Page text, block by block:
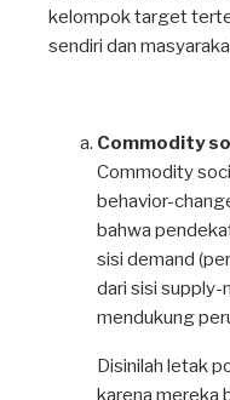
kelompok target
sendiri dan
Commodity
Commodity
behavior-
bahwa
sisi demand
dari sisi supply-
mendukung
Disinilah letak
karena mereka